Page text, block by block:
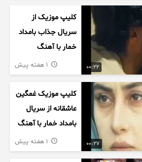
00:22
کلیپ موزیک از
سریال جذاب بامداد
خمار با آهنگ
عاشقانه
00:27
کلیپ موزیک غمگین
عاشقانه از سریال
بامداد خمار با آهنگ
احسان خواجه امیری